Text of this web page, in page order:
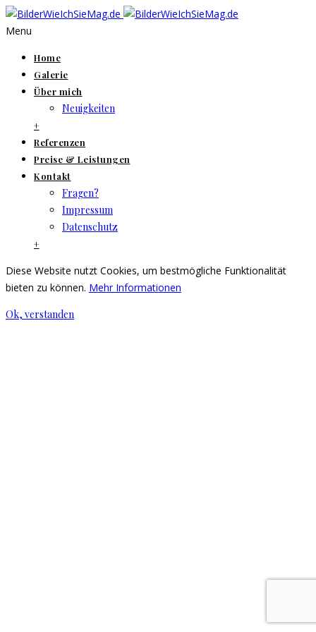
Menu
Home
Galerie
Über mich
Neuigkeiten
+
Referenzen
Preise & Leistungen
Kontakt
Fragen?
Impressum
Datenschutz
+
Diese Website nutzt Cookies, um bestmögliche Funktionalität
bieten zu können. Mehr Informationen
Ok, verstanden